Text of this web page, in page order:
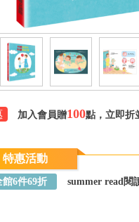
加入會員贈100點，立即折
特惠活動
館6件69折 summer read閱